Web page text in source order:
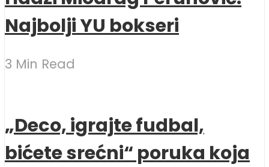
Najbolji YU bokseri
3 Min Read
„Deco, igrajte fudbal,
bićete srećni“ poruka koja